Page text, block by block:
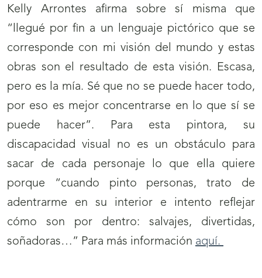
Kelly Arrontes afirma sobre sí misma que
“llegué por fin a un lenguaje pictórico que se
corresponde con mi visión del mundo y estas
obras son el resultado de esta visión. Escasa,
pero es la mía. Sé que no se puede hacer todo,
por eso es mejor concentrarse en lo que sí se
puede hacer”. Para esta pintora, su
discapacidad visual no es un obstáculo para
sacar de cada personaje lo que ella quiere
porque “cuando pinto personas, trato de
adentrarme en su interior e intento reflejar
cómo son por dentro: salvajes, divertidas,
soñadoras…” Para más información aquí.